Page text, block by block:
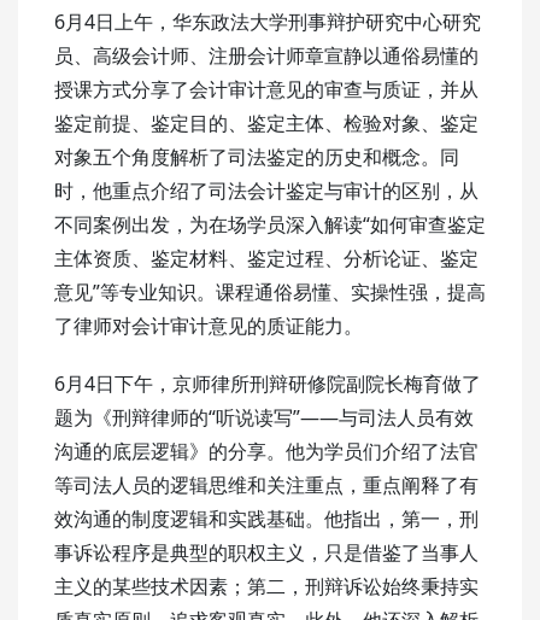
6月4日上午，华东政法大学刑事辩护研究中心研究
员、高级会计师、注册会计师章宣静以通俗易懂的
授课方式分享了会计审计意见的审查与质证，并从
鉴定前提、鉴定目的、鉴定主体、检验对象、鉴定
对象五个角度解析了司法鉴定的历史和概念。同
时，他重点介绍了司法会计鉴定与审计的区别，从
不同案例出发，为在场学员深入解读“如何审查鉴定
主体资质、鉴定材料、鉴定过程、分析论证、鉴定
意见”等专业知识。课程通俗易懂、实操性强，提高
了律师对会计审计意见的质证能力。
6月4日下午，京师律所刑辩研修院副院长梅育做了
题为《刑辩律师的“听说读写”——与司法人员有效
沟通的底层逻辑》的分享。他为学员们介绍了法官
等司法人员的逻辑思维和关注重点，重点阐释了有
效沟通的制度逻辑和实践基础。他指出，第一，刑
事诉讼程序是典型的职权主义，只是借鉴了当事人
主义的某些技术因素；第二，刑辩诉讼始终秉持实